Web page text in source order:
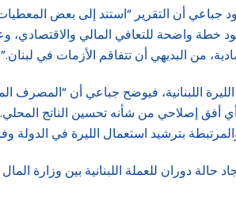
جباعي أن التقرير “استند إلى بعض
خطة واضحة للتعافي المالي
من البديهي أن تتفاقم الأزمات في لبنان.”
أفق إصلاحي من شأنه تحسين الناتج
بترشيد استعمال الليرة في الدولة وفق
حالة دوران للعملة اللبنانية بين وزارة